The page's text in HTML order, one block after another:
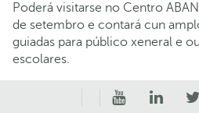
Poderá visitarse no Centro
de setembro e contará cun
guiadas para público xeneral e
escolares.